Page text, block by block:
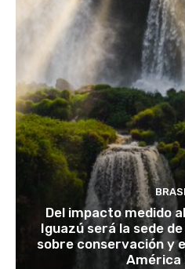
Del impacto medido
Iguazú será la sede
sobre conservación y
América